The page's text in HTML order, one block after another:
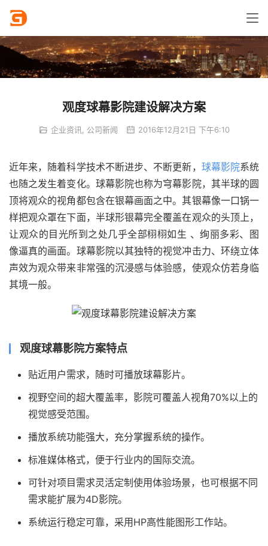
观度球幕影院建设解决方案
企业资讯 公司新闻 2016年12月21日 下午6:10
近年来，随着科学技术不断进步、不断更新， 球幕影院系统
也随之发生着变化。球幕影院也称为穹幕影院，其半球的圆
顶将观众的视角都包含在银幕画面之中。其银幕像一口锅一
样把观众罩在下面，半球形银幕完全覆盖在观众的头顶上，
让观众的目光所到之处几乎全部栩栩如生 、绚丽多彩、图
像逼真的画面。球幕影院以其独特的视觉冲击力、环绕立体
声效为观众带来非常强的沉浸感与体验感，使观众仿若身临
其境一般。
观度球幕影院方案特点
贴近用户需求，随时可播放球幕影片。
视野空间的超大覆盖率，影院可覆盖人视角70%以上的
视觉感受范围。
播放系统功能强大，充分掌握系统的操作。
标准媒体格式，便于行业内的国际交流。
可针对项目需求灵活定制使用体验场景，也可根据不同
需求能扩展为4D影院。
系统运行稳定可靠，采用HP高性能图形工作站。